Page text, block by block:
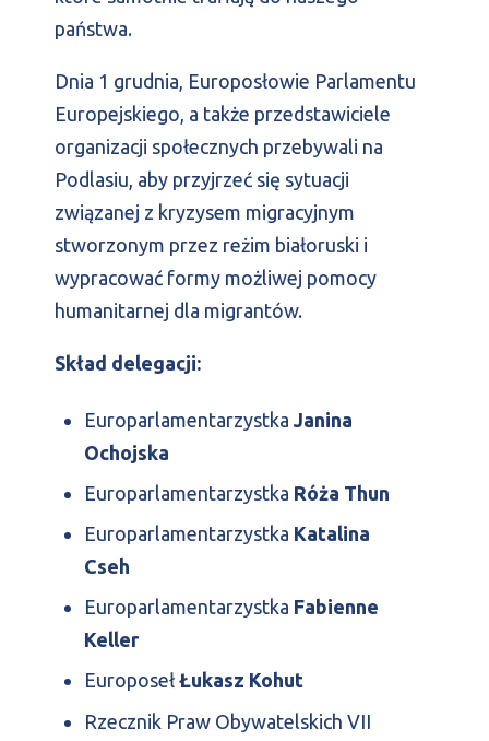
państwa.
Dnia 1 grudnia, Europosłowie Parlamentu
Europejskiego, a także przedstawiciele
organizacji społecznych przebywali na
Podlasiu, aby przyjrzeć się sytuacji
związanej z kryzysem migracyjnym
stworzonym przez reżim białoruski i
wypracować formy możliwej pomocy
humanitarnej dla migrantów.
Skład delegacji:
Europarlamentarzystka Janina
Ochojska
Europarlamentarzystka Róża Thun
Europarlamentarzystka Katalina
Cseh
Europarlamentarzystka Fabienne
Keller
Europoseł Łukasz Kohut
Rzecznik Praw Obywatelskich VII